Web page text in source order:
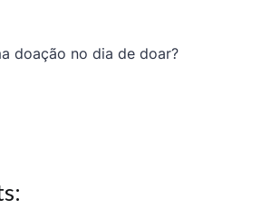
doação no dia de doar?